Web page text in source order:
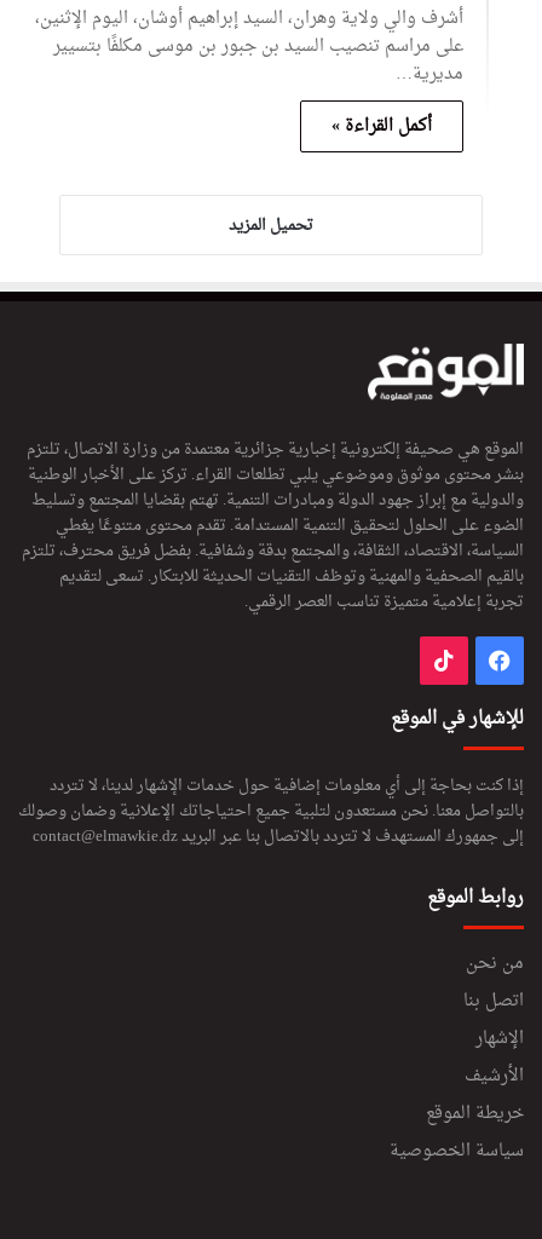
أشرف والي ولاية وهران، السيد إبراهيم أوشان، اليوم الإثنين،
على مراسم تنصيب السيد بن جبور بن موسى مكلفًا بتسيير
مديرية…
أكمل القراءة »
تحميل المزيد
الموقع هي صحيفة إلكترونية إخبارية جزائرية معتمدة من وزارة الاتصال، تلتزم
بنشر محتوى موثوق وموضوعي يلبي تطلعات القراء. تركز على الأخبار الوطنية
والدولية مع إبراز جهود الدولة ومبادرات التنمية. تهتم بقضايا المجتمع وتسليط
الضوء على الحلول لتحقيق التنمية المستدامة. تقدم محتوى متنوعًا يغطي
السياسة، الاقتصاد، الثقافة، والمجتمع بدقة وشفافية. بفضل فريق محترف، تلتزم
بالقيم الصحفية والمهنية وتوظف التقنيات الحديثة للابتكار. تسعى لتقديم
تجربة إعلامية متميزة تناسب العصر الرقمي.
فيسبوك
للإشهار في الموقع
إذا كنت بحاجة إلى أي معلومات إضافية حول خدمات الإشهار لدينا، لا تتردد
بالتواصل معنا. نحن مستعدون لتلبية جميع احتياجاتك الإعلانية وضمان وصولك
إلى جمهورك المستهدف لا تتردد بالاتصال بنا عبر البريدcontact@elmawkie.dz
روابط الموقع
من نحن
اتصل بنا
الإشهار
الأرشيف
خريطة الموقع
سياسة الخصوصية